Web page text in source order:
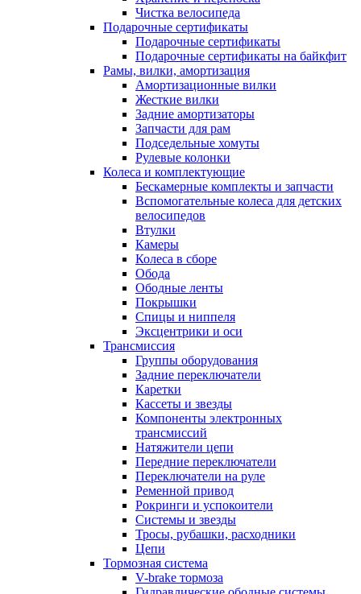
Чистка велосипеда
Подарочные сертификаты
Подарочные сертификаты
Подарочные сертификаты на байкфит
Рамы, вилки, амортизация
Амортизационные вилки
Жесткие вилки
Задние амортизаторы
Запчасти для рам
Подседельные хомуты
Рулевые колонки
Колеса и комплектующие
Бескамерные комплекты и запчасти
Вспомогательные колеса для детских
велосипедов
Втулки
Камеры
Колеса в сборе
Обода
Ободные ленты
Покрышки
Спицы и ниппеля
Эксцентрики и оси
Трансмиссия
Группы оборудования
Задние переключатели
Каретки
Кассеты и звезды
Компоненты электронных
трансмиссий
Натяжители цепи
Передние переключатели
Переключатели на руле
Ременной привод
Рокринги и успокоители
Системы и звезды
Тросы, рубашки, расходники
Цепи
Тормозная система
V-brake тормоза